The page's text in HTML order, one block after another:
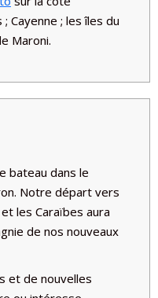
; Cayenne ; les îles du
Maroni.
bateau dans le
Notre départ vers
les Caraïbes aura
de nos nouveaux
et de nouvelles